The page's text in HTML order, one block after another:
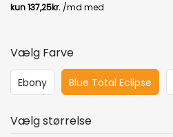
Vælg Farve
Ebony Blue Total Eclipse
Vælg størrelse